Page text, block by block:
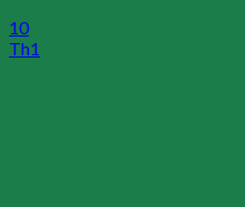
10
Th1